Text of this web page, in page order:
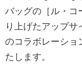
バッグの［ル・コ
り上げたアップサ
のコラボレーショ
たします。